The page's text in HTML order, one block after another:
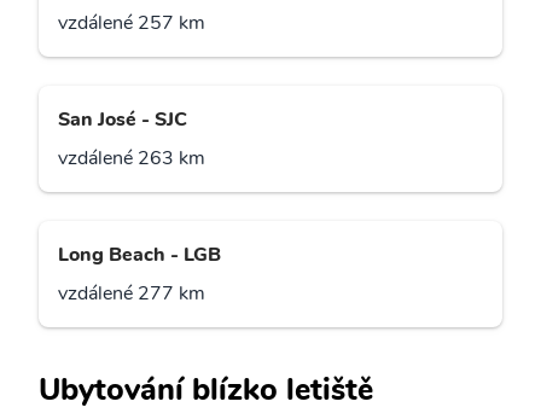
vzdálené 257 km
San José - SJC
vzdálené 263 km
Long Beach - LGB
vzdálené 277 km
Ubytování blízko letiště